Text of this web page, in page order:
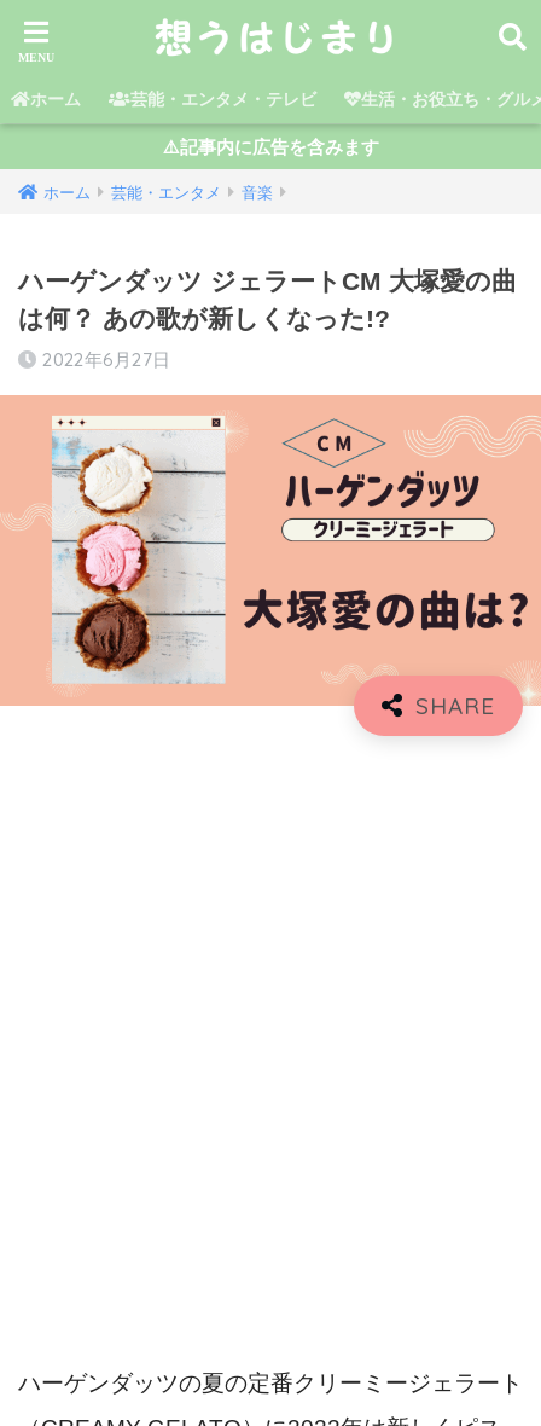
ホーム 芸能・エンタメ・テレビ 生活・お役立ち・グル
⚠️記事内に広告を含みます
ホーム 芸能・エンタメ 音楽
ハーゲンダッツ ジェラートCM 大塚愛の曲
は何？ あの歌が新しくなった!?
2022年6月27日
ハーゲンダッツの夏の定番クリーミージェラート